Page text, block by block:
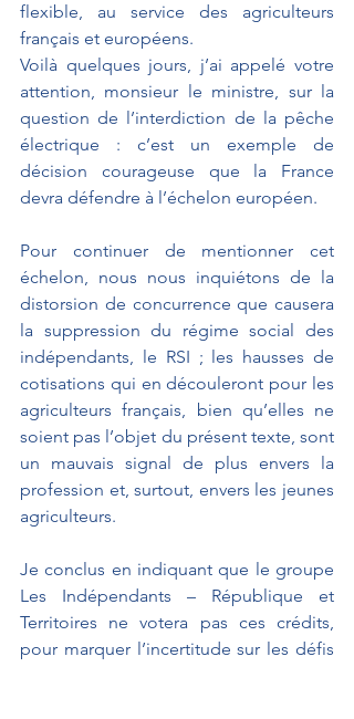
flexible, au service des agriculteurs
français et européens.
Voilà quelques jours, j’ai appelé votre
attention, monsieur le ministre, sur la
question de l’interdiction de la pêche
électrique : c’est un exemple de
décision courageuse que la France
devra défendre à l’échelon européen.
Pour continuer de mentionner cet
échelon, nous nous inquiétons de la
distorsion de concurrence que causera
la suppression du régime social des
indépendants, le RSI ; les hausses de
cotisations qui en découleront pour les
agriculteurs français, bien qu’elles ne
soient pas l’objet du présent texte, sont
un mauvais signal de plus envers la
profession et, surtout, envers les jeunes
agriculteurs.
Je conclus en indiquant que le groupe
Les Indépendants – République et
Territoires ne votera pas ces crédits,
pour marquer l’incertitude sur les défis